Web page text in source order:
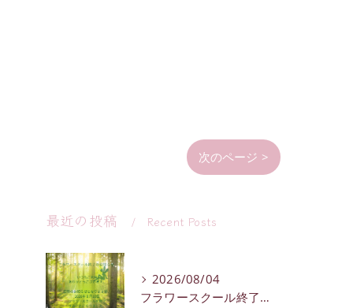
次のページ >
最近の投稿 Recent Posts
2026/08/04
フラワースクール終了のお知らせ